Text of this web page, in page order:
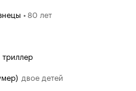
• 80 лет
триллер
двое детей